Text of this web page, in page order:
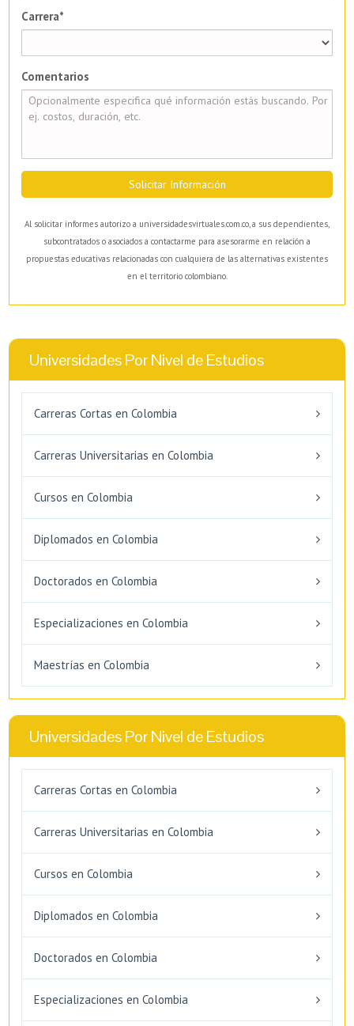
Carrera*
Comentarios
Solicitar Información
Al solicitar informes autorizo a universidadesvirtuales.com.co, a sus dependientes,
subcontratados o asociados a contactarme para asesorarme en relación a
propuestas educativas relacionadas con cualquiera de las alternativas existentes
en el territorio colombiano.
Universidades Por Nivel de Estudios
Carreras Cortas en Colombia
Carreras Universitarias en Colombia
Cursos en Colombia
Diplomados en Colombia
Doctorados en Colombia
Especializaciones en Colombia
Maestrías en Colombia
Universidades Por Nivel de Estudios
Carreras Cortas en Colombia
Carreras Universitarias en Colombia
Cursos en Colombia
Diplomados en Colombia
Doctorados en Colombia
Especializaciones en Colombia